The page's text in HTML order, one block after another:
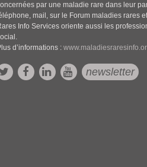
par une maladie rare dans leur
mail, sur le Forum maladies rares
Info Services oriente aussi les
d’informations :
newsletter